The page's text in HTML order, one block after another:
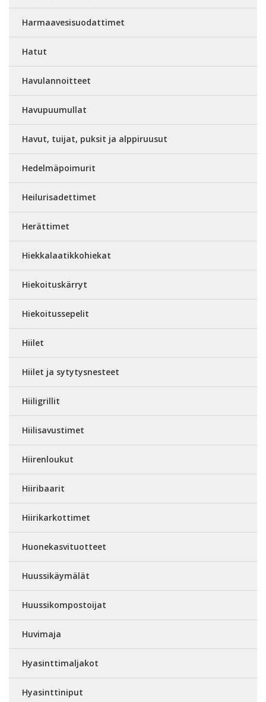
Harmaavesisuodattimet
Hatut
Havulannoitteet
Havupuumullat
Havut, tuijat, puksit ja alppiruusut
Hedelmäpoimurit
Heilurisadettimet
Herättimet
Hiekkalaatikkohiekat
Hiekoituskärryt
Hiekoitussepelit
Hiilet
Hiilet ja sytytysnesteet
Hiiligrillit
Hiilisavustimet
Hiirenloukut
Hiiribaarit
Hiirikarkottimet
Huonekasvituotteet
Huussikäymälät
Huussikompostoijat
Huvimaja
Hyasinttimaljakot
Hyasinttiniput